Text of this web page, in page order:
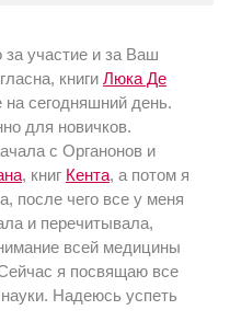
участие и за Ваш
книги Люка Де
на сегодняшний день.
для новичков.
с Органонов и
, книг Кента, а потом я
после чего все у меня
и перечитывала,
всей медицины
я посвящаю все
Надеюсь успеть